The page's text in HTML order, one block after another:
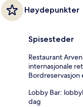
Høydepunkter
Spisesteder
Restaurant
internasjonale
Lobby Bar:
dag